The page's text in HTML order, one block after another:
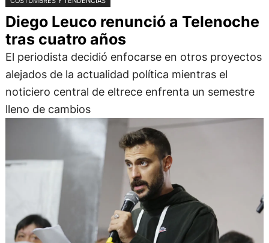
Diego Leuco renunció a Telenoche
tras cuatro años
El periodista decidió enfocarse en otros proyectos
alejados de la actualidad política mientras el
noticiero central de eltrece enfrenta un semestre
lleno de cambios